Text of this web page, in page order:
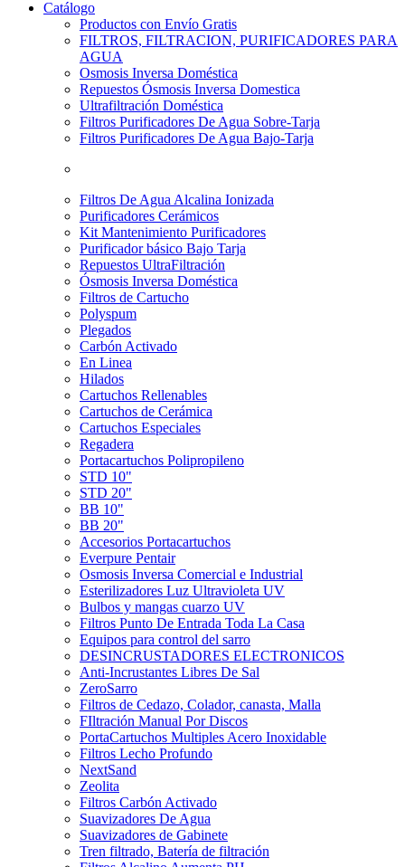
Catálogo
Productos con Envío Gratis
FILTROS, FILTRACION, PURIFICADORES PARA
AGUA
Osmosis Inversa Doméstica
Repuestos Ósmosis Inversa Domestica
Ultrafiltración Doméstica
Filtros Purificadores De Agua Sobre-Tarja
Filtros Purificadores De Agua Bajo-Tarja
Filtros De Agua Alcalina Ionizada
Purificadores Cerámicos
Kit Mantenimiento Purificadores
Purificador básico Bajo Tarja
Repuestos UltraFiltración
Ósmosis Inversa Doméstica
Filtros de Cartucho
Polyspum
Plegados
Carbón Activado
En Linea
Hilados
Cartuchos Rellenables
Cartuchos de Cerámica
Cartuchos Especiales
Regadera
Portacartuchos Polipropileno
STD 10"
STD 20"
BB 10"
BB 20"
Accesorios Portacartuchos
Everpure Pentair
Osmosis Inversa Comercial e Industrial
Esterilizadores Luz Ultravioleta UV
Bulbos y mangas cuarzo UV
Filtros Punto De Entrada Toda La Casa
Equipos para control del sarro
DESINCRUSTADORES ELECTRONICOS
Anti-Incrustantes Libres De Sal
ZeroSarro
Filtros de Cedazo, Colador, canasta, Malla
FIltración Manual Por Discos
PortaCartuchos Multiples Acero Inoxidable
Filtros Lecho Profundo
NextSand
Zeolita
Filtros Carbón Activado
Suavizadores De Agua
Suavizadores de Gabinete
Tren filtrado, Batería de filtración